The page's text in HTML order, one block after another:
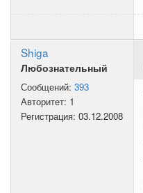
Shiga
Любознательный
Сообщений: 393
Авторитет: 1
Регистрация: 03.12.2008